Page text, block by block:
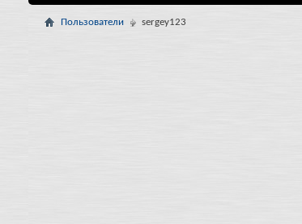
Пользователи sergey123